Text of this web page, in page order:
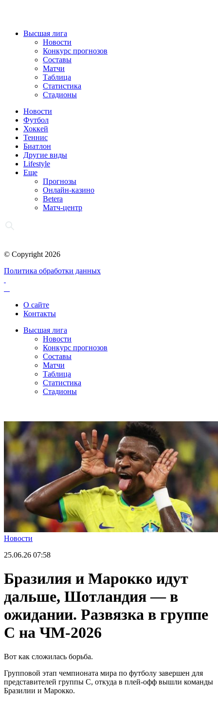
Высшая лига
Новости
Конкурс прогнозов
Составы
Матчи
Таблица
Статистика
Стадионы
Новости
Футбол
Хоккей
Теннис
Биатлон
Другие виды
Lifestyle
Еще
Прогнозы
Онлайн-казино
Betera
Матч-центр
© Copyright 2026
Политика обработки данных
О сайте
Контакты
Высшая лига
Новости
Конкурс прогнозов
Составы
Матчи
Таблица
Статистика
Стадионы
Новости
25.06.26 07:58
Бразилия и Марокко идут
дальше, Шотландия — в
ожидании. Развязка в группе
С на ЧМ-2026
Вот как сложилась борьба.
Групповой этап чемпионата мира по футболу завершен для
представителей группы С, откуда в плей-офф вышли команды
Бразилии и Марокко.